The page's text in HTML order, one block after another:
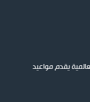
يقدم مواعيد